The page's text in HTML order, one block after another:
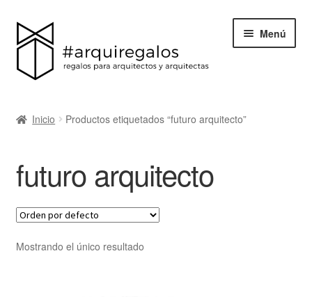
Menú
BLACK FRIDAY
Blog
Acerca de ArquiRegalos
Inicio Productos etiquetados “futuro arquitecto”
futuro arquitecto
Mostrando el único resultado